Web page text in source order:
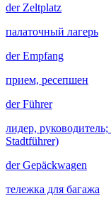
derZeltplatz
палаточный лагерь
derEmpfang
прием, ресепшен
derFührer
лидер,
Stadtführer)
derGepäckwagen
тележка для багажа